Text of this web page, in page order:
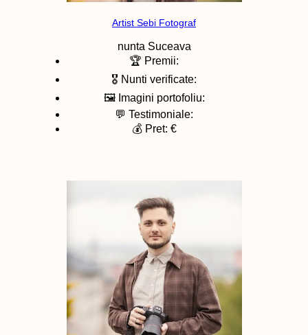
Artist Sebi Fotograf
nunta Suceava
🏆 Premii:
🎖️ Nunti verificate:
🖼️ Imagini portofoliu:
💬 Testimoniale:
💰 Pret: €